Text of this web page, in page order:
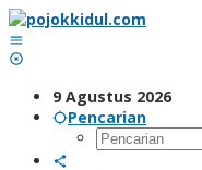
Lewati
ke
konten
9 Agustus 2026
Pencarian